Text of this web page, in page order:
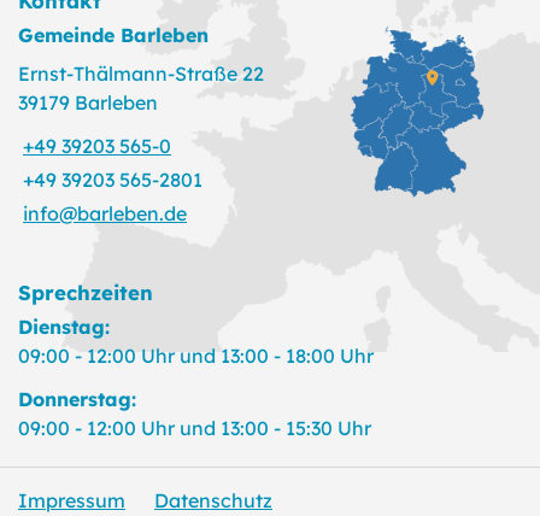
Gemeinde Barleben
Ernst-Thälmann-Straße 22
39179 Barleben
+49 39203 565-0
+49 39203 565-2801
info@barleben.de
Sprechzeiten
Dienstag:
09:00 - 12:00 Uhr und 13:00 - 18:00 Uhr
Donnerstag:
09:00 - 12:00 Uhr und 13:00 - 15:30 Uhr
Impressum Datenschutz